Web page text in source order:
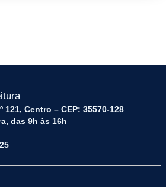
121, Centro – CEP: 35570-128
das 9h às 16h